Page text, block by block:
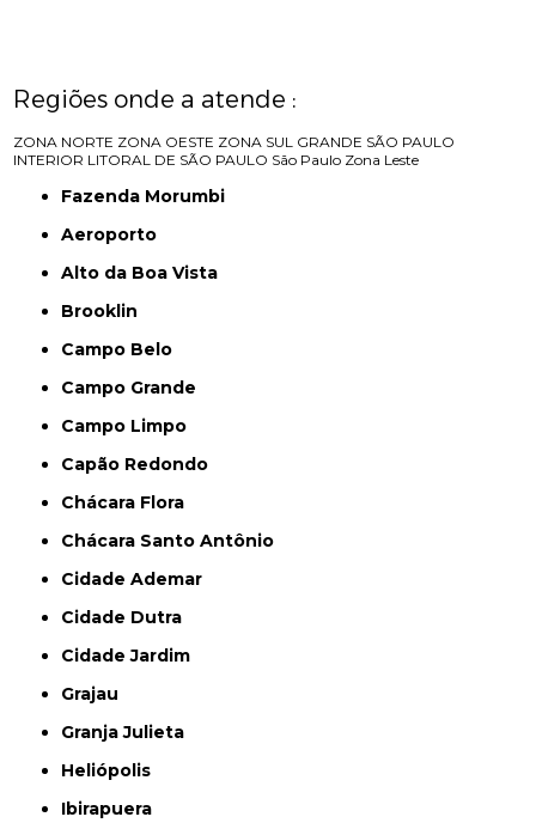
Regiões onde a atende :
ZONA NORTE ZONA OESTE ZONA SUL GRANDE SÃO PAULO
INTERIOR LITORAL DE SÃO PAULO São Paulo Zona Leste
Fazenda Morumbi
Aeroporto
Alto da Boa Vista
Brooklin
Campo Belo
Campo Grande
Campo Limpo
Capão Redondo
Chácara Flora
Chácara Santo Antônio
Cidade Ademar
Cidade Dutra
Cidade Jardim
Grajau
Granja Julieta
Heliópolis
Ibirapuera